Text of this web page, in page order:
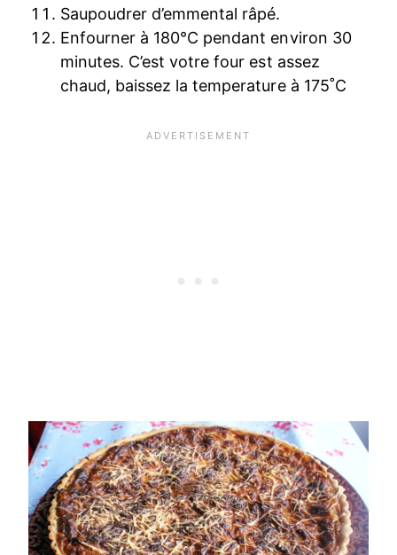
Saupoudrer d’emmental râpé.
Enfourner à 180°C pendant environ 30
minutes. C’est votre four est assez
chaud, baissez la temperature à 175˚C